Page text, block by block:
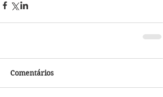
Comentários